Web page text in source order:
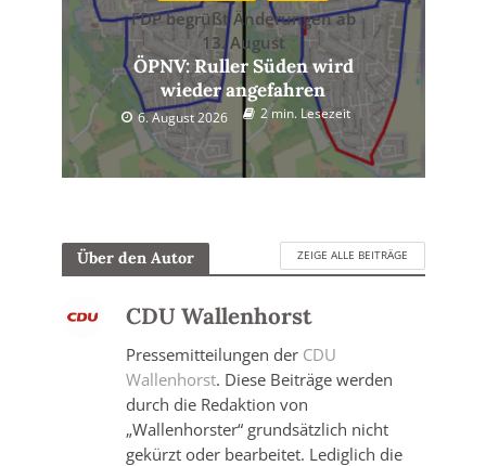
FDP begrüßt Änderungen ab
13. August
ÖPNV: Ruller Süden wird
wieder angefahren
6. August 2026 2 min. Lesezeit
Über den Autor ZEIGE ALLE BEITRÄGE
CDU Wallenhorst
Pressemitteilungen der CDU
Wallenhorst. Diese Beiträge werden
durch die Redaktion von
„Wallenhorster“ grundsätzlich nicht
gekürzt oder bearbeitet. Lediglich die